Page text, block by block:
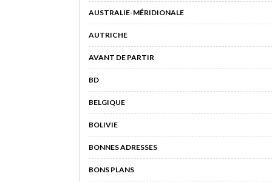
AUSTRALIE-MÉRIDIONALE
AUTRICHE
AVANT DE PARTIR
BD
BELGIQUE
BOLIVIE
BONNES ADRESSES
BONS PLANS